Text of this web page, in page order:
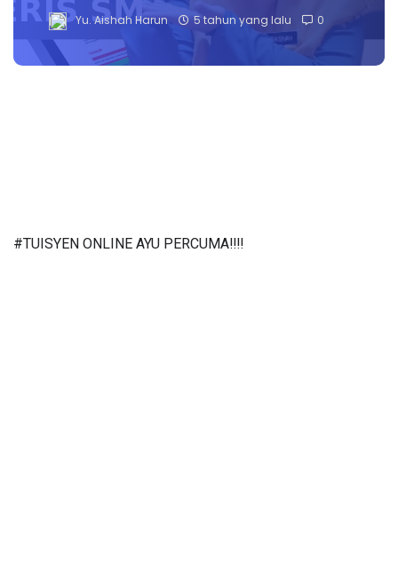
Yu. Aishah Harun 5 tahun yang lalu 0
#TUISYEN ONLINE AYU PERCUMA‼️‼️